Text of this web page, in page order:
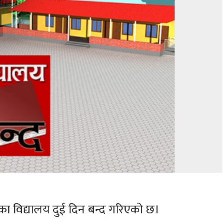
विद्यालय दुई दिन बन्द गरिएको छ।